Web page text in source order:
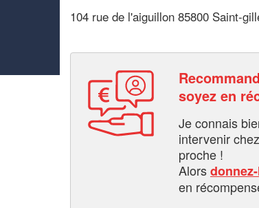
104 rue de l'aiguillon 85800 Saint-
soyez en
Je connais
intervenir
proche !
Alors
en